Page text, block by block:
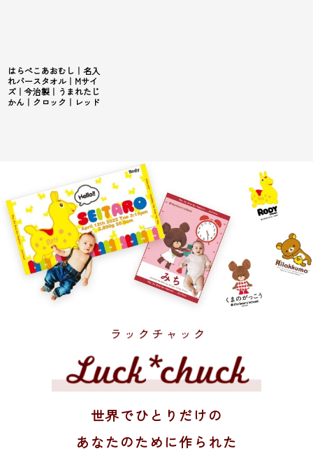
はらぺこあおむし｜名入
れバースタオル｜Mサイ
ズ｜今治製｜うまれたじ
かん｜クロック｜レッド
世界でひとりだけの
あなたのために作られた